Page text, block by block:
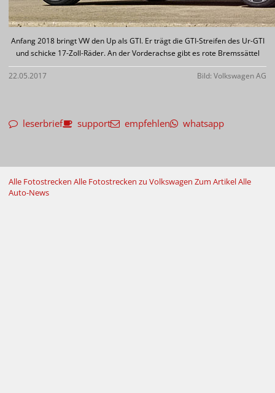
Anfang 2018 bringt VW den Up als GTI. Er trägt die GTI-Streifen des Ur-GTI
und schicke 17-Zoll-Räder. An der Vorderachse gibt es rote Bremssättel
22.05.2017 Bild: Volkswagen AG
leserbrief support empfehlen whatsapp
Alle Fotostrecken Alle Fotostrecken zu Volkswagen Zum ArtikelAlle
Auto-News